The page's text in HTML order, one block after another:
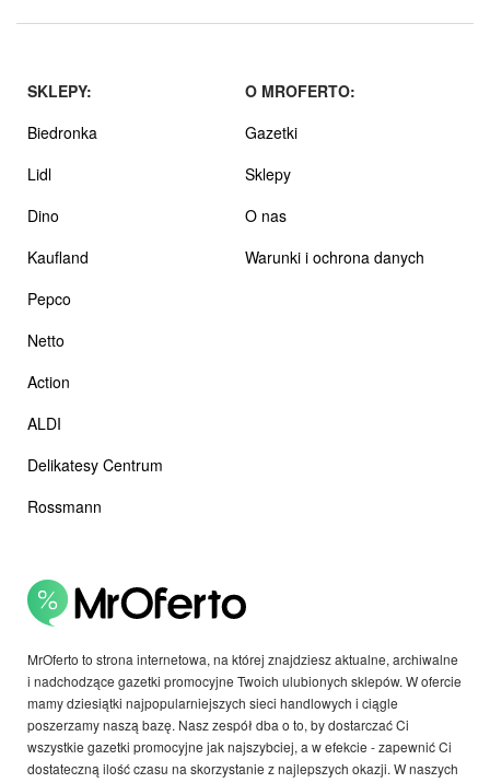
MrOferto to strona internetowa, na której znajdziesz aktualne, archiwalne
i nadchodzące gazetki promocyjne Twoich ulubionych sklepów. W ofercie
mamy dziesiątki najpopularniejszych sieci handlowych i ciągle
poszerzamy naszą bazę. Nasz zespół dba o to, by dostarczać Ci
wszystkie gazetki promocyjne jak najszybciej, a w efekcie - zapewnić Ci
dostateczną ilość czasu na skorzystanie z najlepszych okazji. W naszych
SKLEPY:
Biedronka
Lidl
Dino
Kaufland
Pepco
Netto
Action
ALDI
Delikatesy Centrum
Rossmann
O MROFERTO:
Gazetki
Sklepy
O nas
Warunki i ochrona danych